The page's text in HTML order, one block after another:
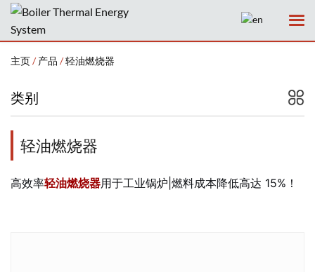
主页
主页/产品 /轻油燃烧器
类别
轻油燃烧器
高效率轻油燃烧器用于工业锅炉|燃料成本降低高达 15%！